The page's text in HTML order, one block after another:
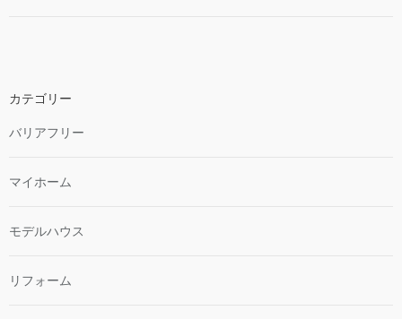
カテゴリー
バリアフリー
マイホーム
モデルハウス
リフォーム